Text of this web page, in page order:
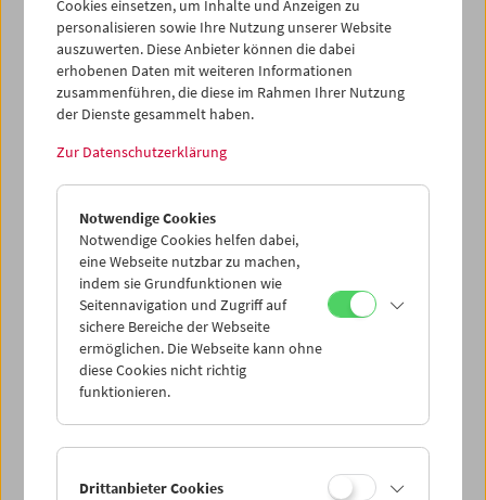
In person: Bill Plympton
Cookies einsetzen, um Inhalte und Anzeigen zu
personalisieren sowie Ihre Nutzung unserer Website
auszuwerten. Diese Anbieter können die dabei
erhobenen Daten mit weiteren Informationen
zusammenführen, die diese im Rahmen Ihrer Nutzung
der Dienste gesammelt haben.
Zur Datenschutzerklärung
Notwendige Cookies
Notwendige Cookies helfen dabei,
eine Webseite nutzbar zu machen,
indem sie Grundfunktionen wie
Seitennavigation und Zugriff auf
sichere Bereiche der Webseite
ermöglichen. Die Webseite kann ohne
diese Cookies nicht richtig
funktionieren.
Drittanbieter Cookies